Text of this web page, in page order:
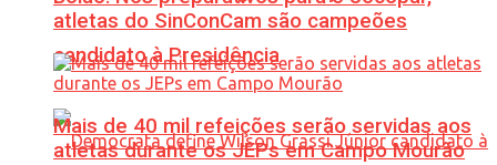
candidato à Presidência
atletas do SinConCam são campeões
Mais de 40 mil refeições serão servidas aos
atletas durante os JEPs em Campo Mourão